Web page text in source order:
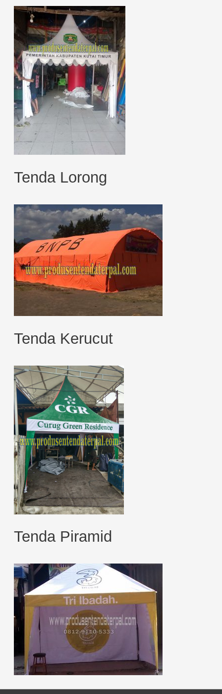
Tenda Lorong
Tenda Kerucut
Tenda Piramid